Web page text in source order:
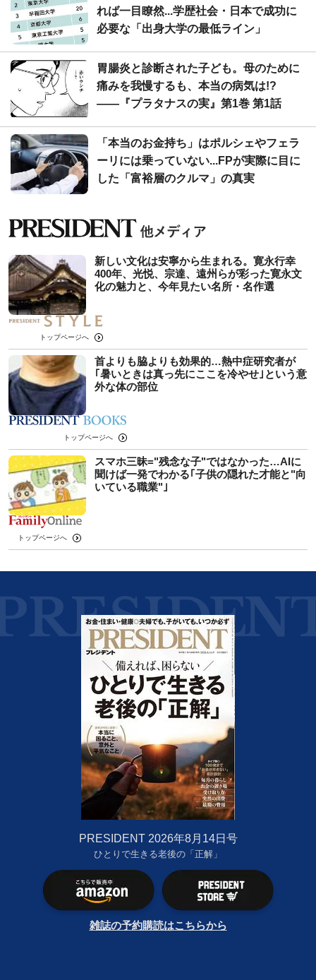
れば一目瞭然...学歴社会・日本で成功に
必要な「出身大学の最低ライン」
胃腸炎と診断された子ども。母のために
痛みを我慢するも、本当の病気は!?
――『プラタナスの実』第1巻 第1話
「本当のお金持ち」はポルシェやフェラ
ーリには乗っていない...FPが実際に目に
した「富裕層のクルマ」の真実
新しい文化は安寧から生まれる。寛永行幸
400年、光悦、宗達、遠州らが彩った寛永文
化の魅力と、今年見たい名所・名作選
トップページへ
首よりも脇よりも効果的…熱中症研究者が
｢暑いときは真っ先にここを冷やせ｣という意
外な体の部位
トップページへ
スマホ三昧="残念な子"ではなかった…AIに
聞けば一発でわかる｢子供の隠れた才能と"向
いている職業"｣
トップページへ
PRESIDENT 2026年8月14日号
ひとりで生きる老後の「正解」
雑誌の予約購読はこちらから